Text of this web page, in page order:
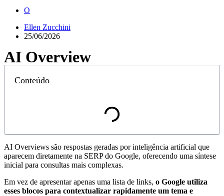
O
Ellen Zucchini
25/06/2026
AI Overview
Conteúdo
AI Overviews são respostas geradas por inteligência artificial que
aparecem diretamente na SERP do Google, oferecendo uma síntese
inicial para consultas mais complexas.
Em vez de apresentar apenas uma lista de links, o Google utiliza
esses blocos para contextualizar rapidamente um tema e